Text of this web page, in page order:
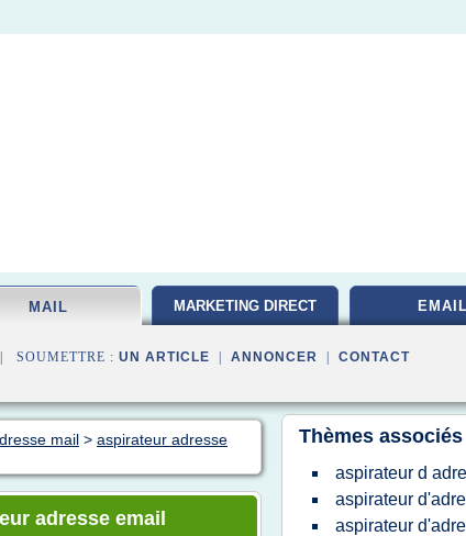
MAIL MARKETING DIRECT EMAIL
| SOUMETTRE : UN ARTICLE ANNONCER CONTACT
mail > aspirateur adresse
adresse email
Thèmes associés
aspirateur d
aspirateur
aspirateur